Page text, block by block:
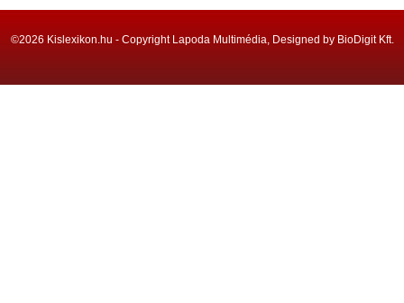
©2026 Kislexikon.hu - Copyright Lapoda Multimédia, Designed by BioDigit Kft.